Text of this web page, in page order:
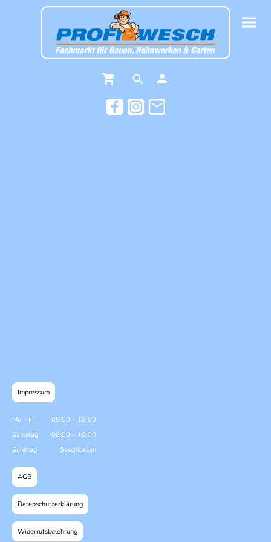
Impressum
Mo – Fr 08:00 – 19:00
Samstag
08:00 – 16:00
Sonntag
Geschlossen
AGB
Datenschutzerklärung
Widerrufsbelehrung